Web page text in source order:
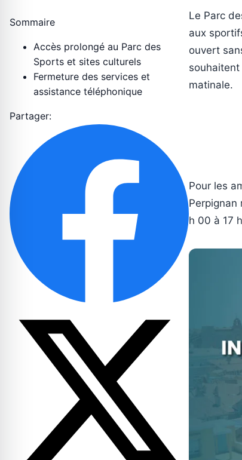
Sommaire
Accès prolongé au Parc des
Sports et sites culturels
Fermeture des services et
assistance téléphonique
Partager:
Le Parc
aux
ouvert
souhaitent
matinale.
Pour les
Perpignan
h 00 à 17